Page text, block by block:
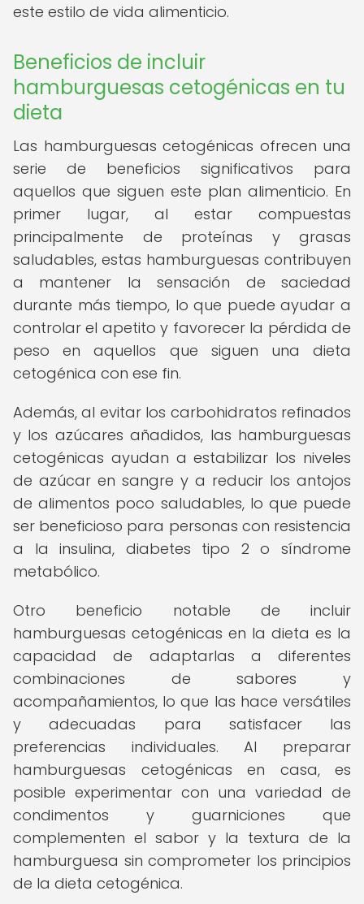
este estilo de vida alimenticio.
Beneficios de incluir
hamburguesas cetogénicas en tu
dieta
Las hamburguesas cetogénicas ofrecen una
serie de beneficios significativos para
aquellos que siguen este plan alimenticio. En
primer lugar, al estar compuestas
principalmente de proteínas y grasas
saludables, estas hamburguesas contribuyen
a mantener la sensación de saciedad
durante más tiempo, lo que puede ayudar a
controlar el apetito y favorecer la pérdida de
peso en aquellos que siguen una dieta
cetogénica con ese fin.
Además, al evitar los carbohidratos refinados
y los azúcares añadidos, las hamburguesas
cetogénicas ayudan a estabilizar los niveles
de azúcar en sangre y a reducir los antojos
de alimentos poco saludables, lo que puede
ser beneficioso para personas con resistencia
a la insulina, diabetes tipo 2 o síndrome
metabólico.
Otro beneficio notable de incluir
hamburguesas cetogénicas en la dieta es la
capacidad de adaptarlas a diferentes
combinaciones de sabores y
acompañamientos, lo que las hace versátiles
y adecuadas para satisfacer las
preferencias individuales. Al preparar
hamburguesas cetogénicas en casa, es
posible experimentar con una variedad de
condimentos y guarniciones que
complementen el sabor y la textura de la
hamburguesa sin comprometer los principios
de la dieta cetogénica.